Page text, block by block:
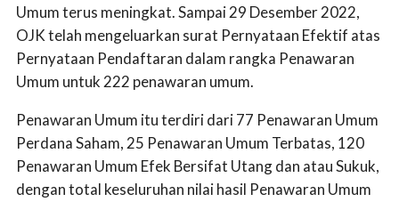
Umum terus meningkat. Sampai 29 Desember 2022,
OJK telah mengeluarkan surat Pernyataan Efektif atas
Pernyataan Pendaftaran dalam rangka Penawaran
Umum untuk 222 penawaran umum.
Penawaran Umum itu terdiri dari 77 Penawaran Umum
Perdana Saham, 25 Penawaran Umum Terbatas, 120
Penawaran Umum Efek Bersifat Utang dan atau Sukuk,
dengan total keseluruhan nilai hasil Penawaran Umum